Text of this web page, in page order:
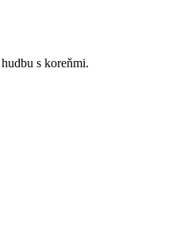
s koreňmi.